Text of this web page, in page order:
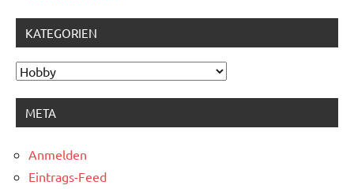
KATEGORIEN
Kategorien
META
Anmelden
Eintrags-Feed